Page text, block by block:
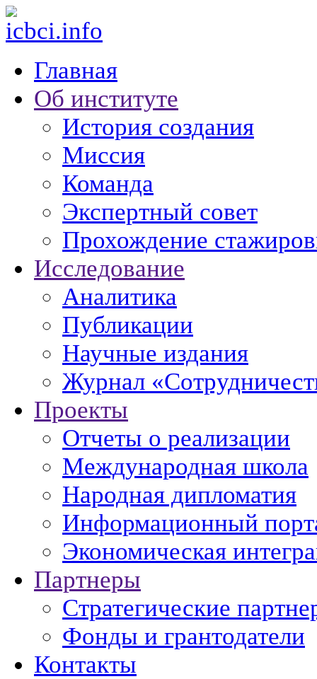
Главная
Об институте
История создания
Миссия
Команда
Экспертный совет
Прохождение
Исследование
Аналитика
Публикации
Научные издания
Журнал
Проекты
Отчеты о реализации
Международная школа
Народная дипломатия
Информационный
Экономическая
Партнеры
Стратегические
Фонды и грантодатели
Контакты